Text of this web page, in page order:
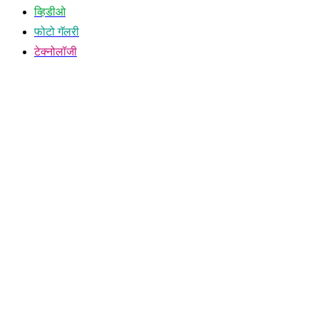
व्हिडीओ
फोटो गॅलरी
टेक्नोलॉजी